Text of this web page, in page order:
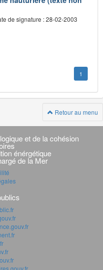
de signature : 28-02-2003
1
Retour au menu
et de la cohésion
énérgétique
de la Mer